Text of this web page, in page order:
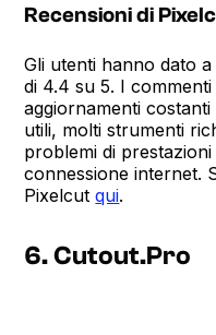
Recensioni di
Gli utenti hanno dato
di 4.4 su 5. I
aggiornamenti
utili, molti strumenti
problemi di
connessione internet.
Pixelcutqui.
6. Cutout.Pro